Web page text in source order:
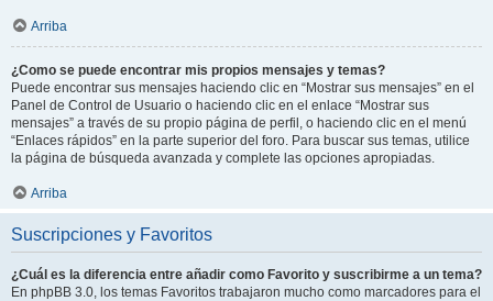
Arriba
¿Como se puede encontrar mis propios mensajes y temas?
Puede encontrar sus mensajes haciendo clic en “Mostrar sus mensajes” en el
Panel de Control de Usuario o haciendo clic en el enlace “Mostrar sus
mensajes” a través de su propio página de perfil, o haciendo clic en el menú
“Enlaces rápidos” en la parte superior del foro. Para buscar sus temas, utilice
la página de búsqueda avanzada y complete las opciones apropiadas.
Arriba
Suscripciones y Favoritos
¿Cuál es la diferencia entre añadir como Favorito y suscribirme a un tema?
En phpBB 3.0, los temas Favoritos trabajaron mucho como marcadores para el